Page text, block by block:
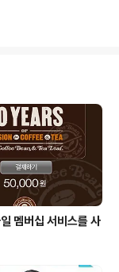
멤버십 서비스를 사